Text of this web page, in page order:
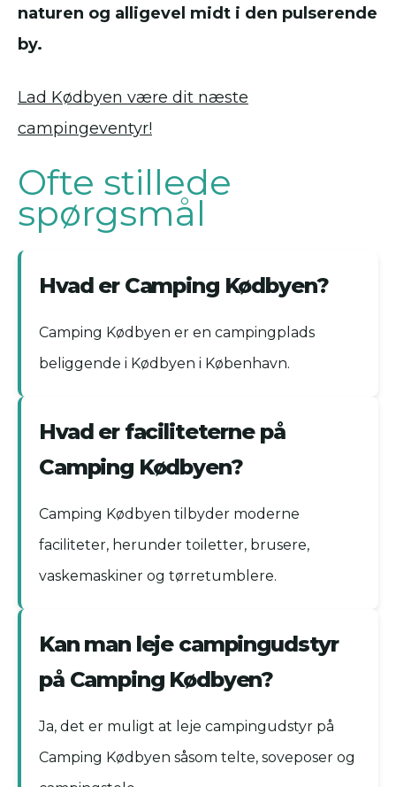
naturen og alligevel midt i den pulserende
by.
Lad Kødbyen være dit næste
campingeventyr!
Ofte stillede
spørgsmål
Hvad er Camping Kødbyen?
Camping Kødbyen er en campingplads
beliggende i Kødbyen i København.
Hvad er faciliteterne på
Camping Kødbyen?
Camping Kødbyen tilbyder moderne
faciliteter, herunder toiletter, brusere,
vaskemaskiner og tørretumblere.
Kan man leje campingudstyr
på Camping Kødbyen?
Ja, det er muligt at leje campingudstyr på
Camping Kødbyen såsom telte, soveposer og